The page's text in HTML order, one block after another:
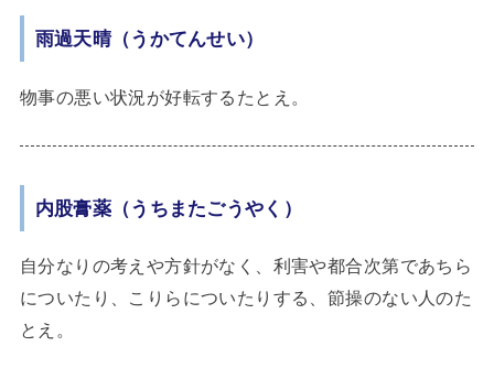
雨過天晴（うかてんせい）
物事の悪い状況が好転するたとえ。
内股膏薬（うちまたごうやく）
自分なりの考えや方針がなく、利害や都合次第であちら
についたり、こりらについたりする、節操のない人のた
とえ。